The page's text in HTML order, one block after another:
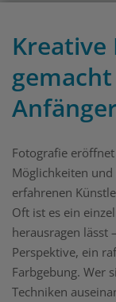
Fotografie
Möglichkeiten
erfahrenen
Oft ist es ein
herausragen lässt
Perspektive, ein
Farbgebung. Wer
Techniken